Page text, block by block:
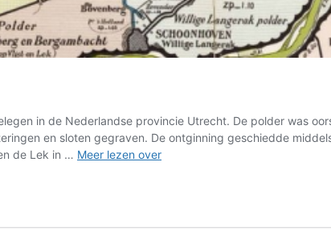
in de Nederlandse provincie Utrecht. De polder was
en sloten gegraven. De ontginning geschiedde
de Lek in … Meer lezen overWaterschap